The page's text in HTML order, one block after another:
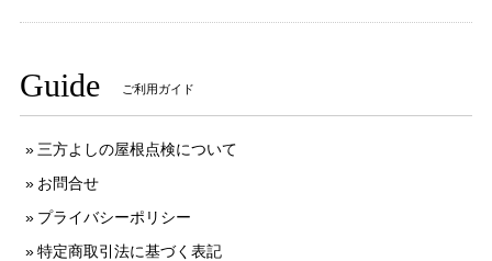
Guide ご利用ガイド
三方よしの屋根点検について
お問合せ
プライバシーポリシー
特定商取引法に基づく表記